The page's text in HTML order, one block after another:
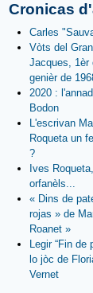
Cronicas
Carles
Vòts del
Jacques, 1èr
genièr de
2020 :
Bodon
L'escrivan
Roqueta un
?
Ives
orfanèls...
« Dins de
rojas » de
Roanet »
Legir “Fin de
lo jòc de
Vernet